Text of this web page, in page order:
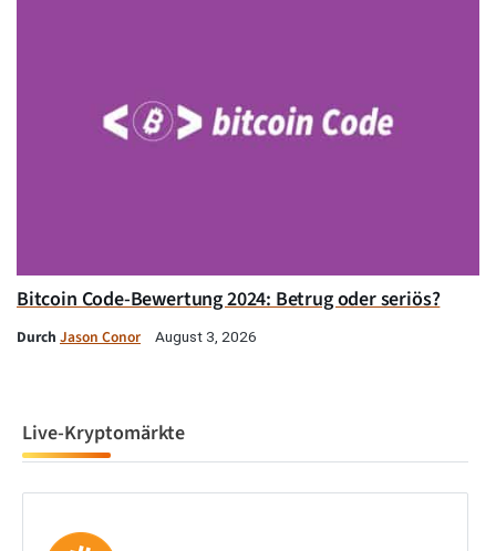
Bitcoin Code-Bewertung 2024: Betrug oder seriös?
Durch Jason Conor August 3, 2026
Live-Kryptomärkte